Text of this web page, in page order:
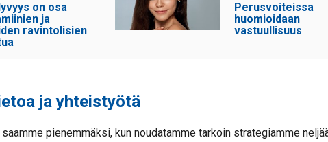
on osa
ja
ravintolisien
Perusvoiteissa
huomioidaan
vastuullisuus
ja yhteistyötä
pienemmäksi, kun noudatamme tarkoin strategiamme